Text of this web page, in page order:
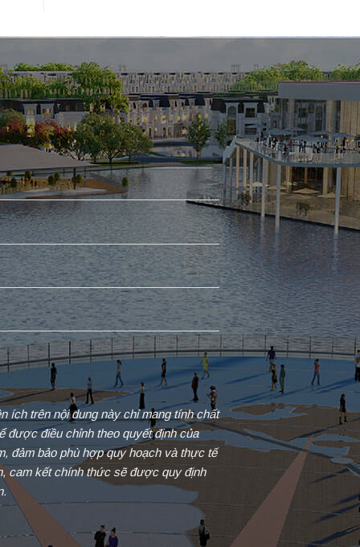
ích trên nội dung này chỉ mang tính chất
được điều chỉnh theo quyết định của
đảm bảo phù hợp quy hoạch và thực tế
cam kết chính thức sẽ được quy định